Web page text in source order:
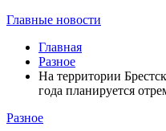
Главные новости
Главная
Разное
На территории
года планируется
Разное